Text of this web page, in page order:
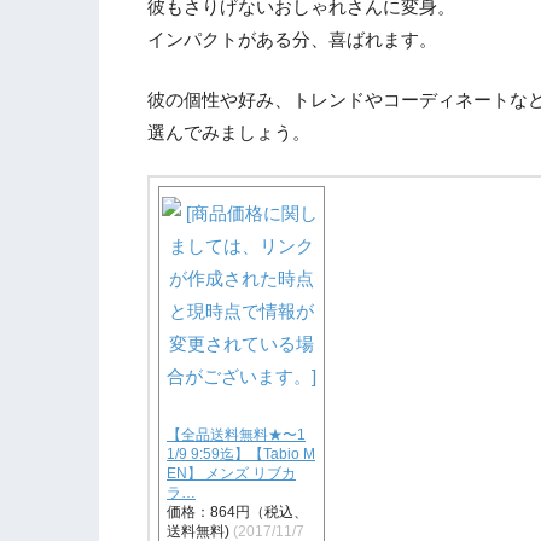
彼もさりげないおしゃれさんに変身。
インパクトがある分、喜ばれます。
彼の個性や好み、トレンドやコーディネートな
選んでみましょう。
【全品送料無料★〜1
1/9 9:59迄】【Tabio M
EN】 メンズ リブカ
ラ…
価格：864円（税込、
送料無料) (2017/11/7